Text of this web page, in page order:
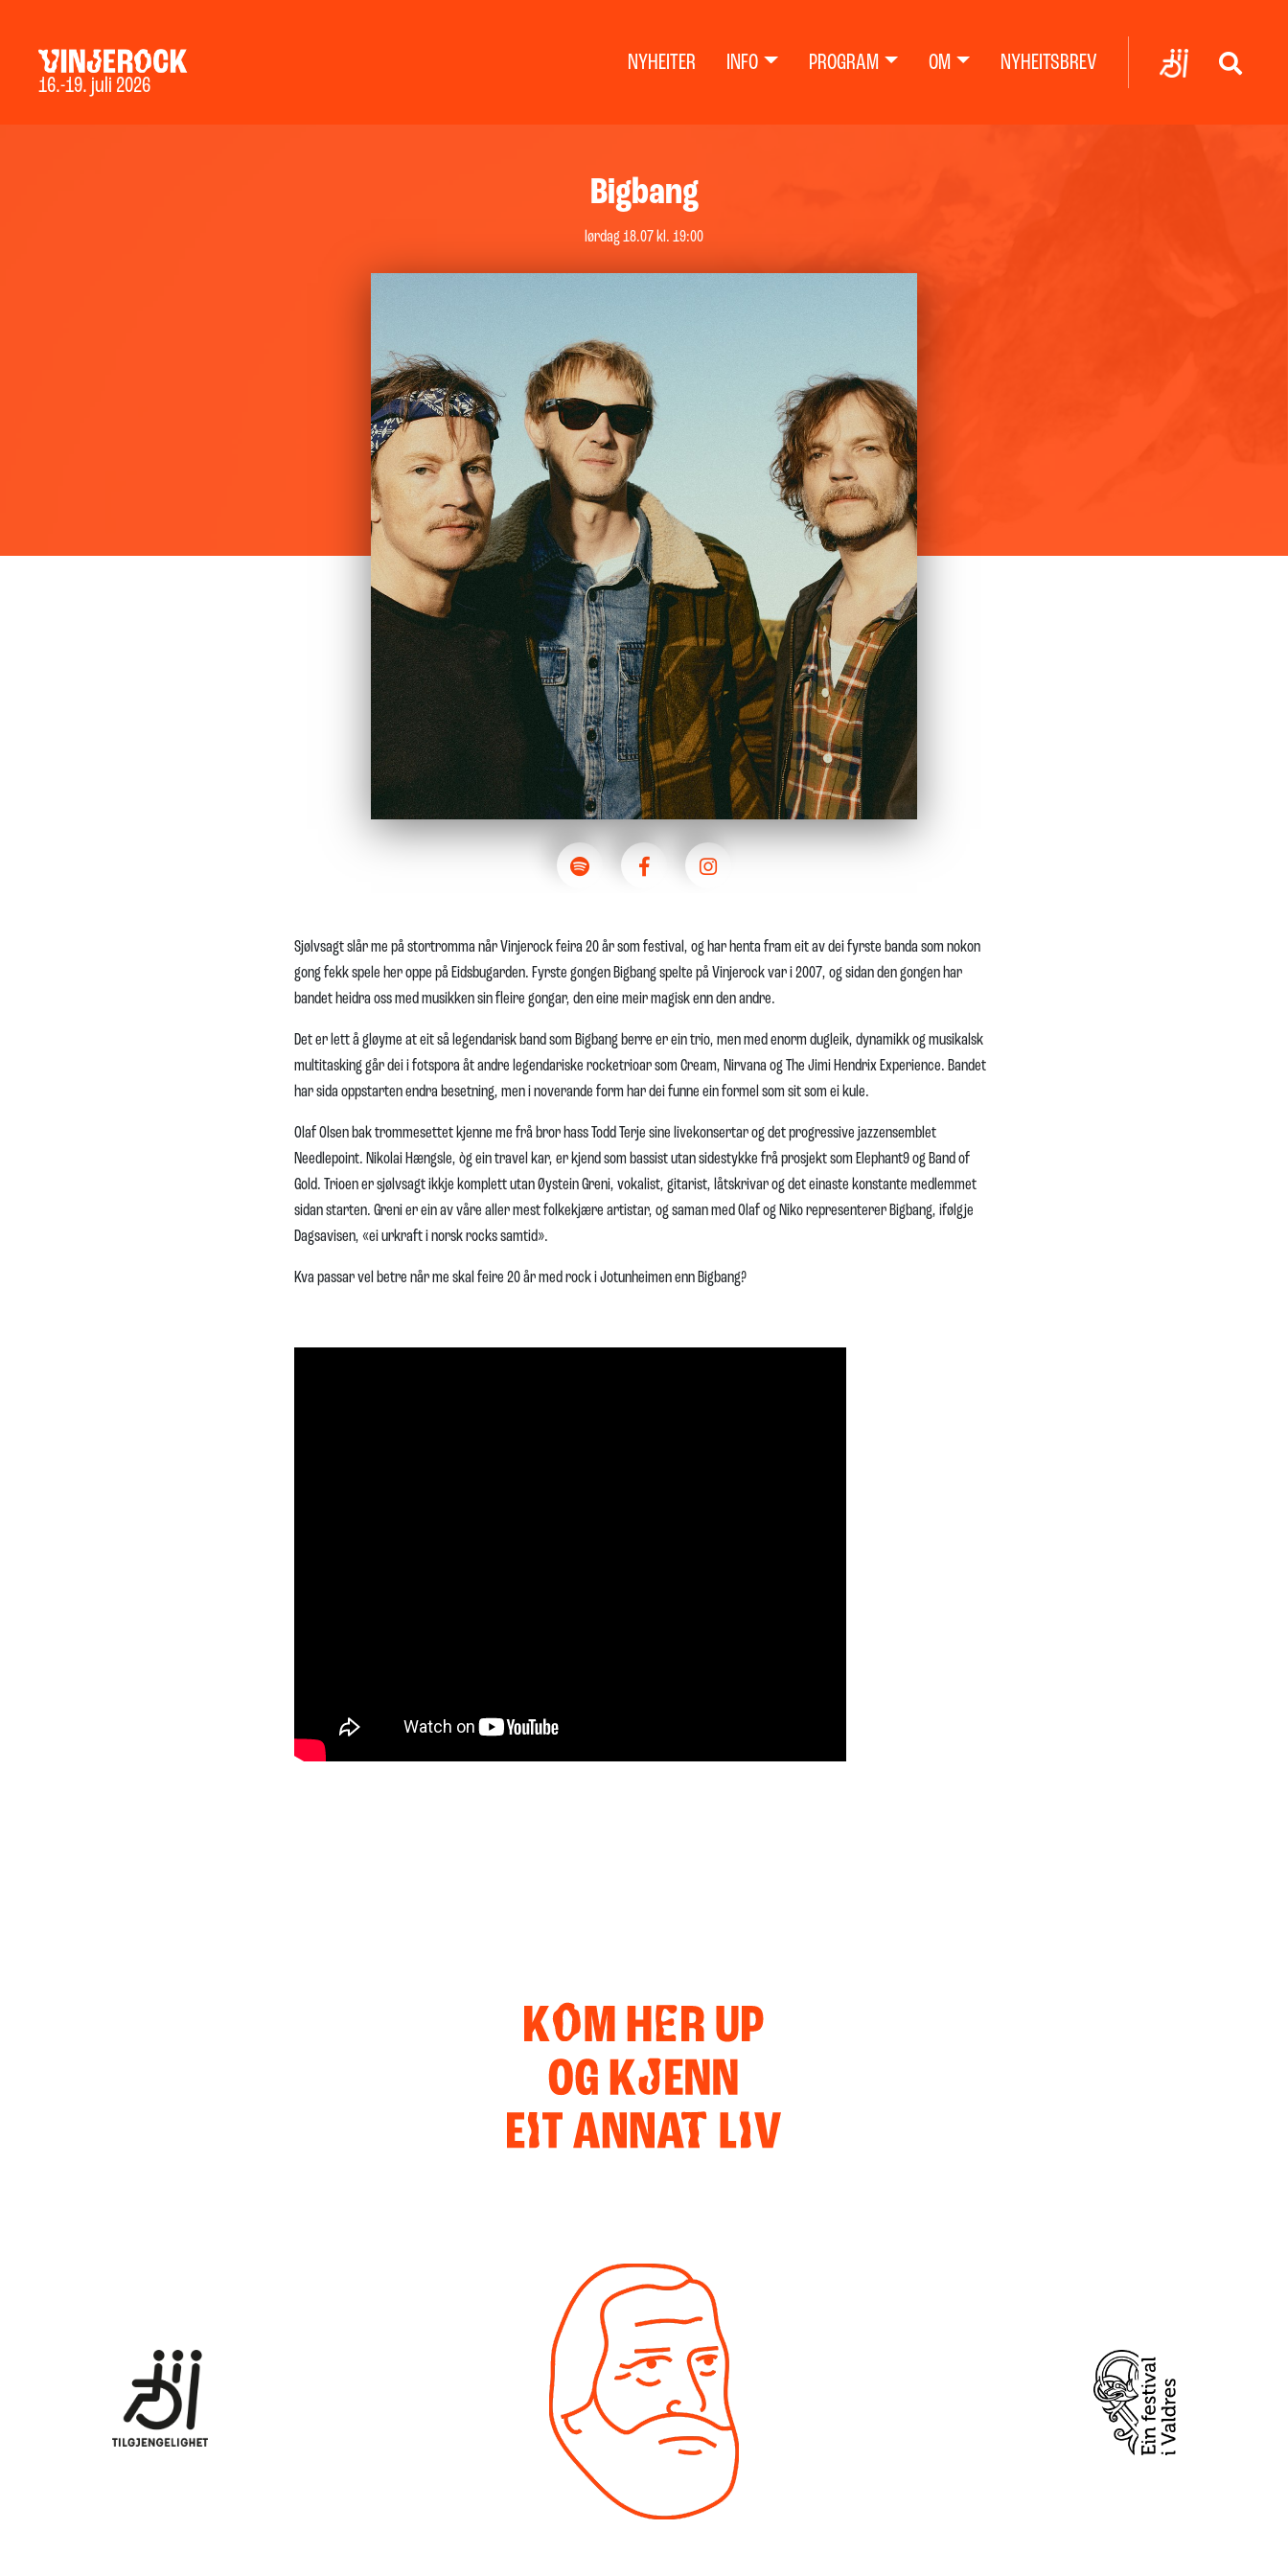
16.-19. juli 2026
NYHEITER INFO PROGRAM OM NYHEITSBREV
Bigbang
lørdag 18.07 kl. 19:00
Sjølvsagt slår me på stortromma når Vinjerock feira 20 år som festival, og har henta fram eit av dei fyrste banda som nokon
gong fekk spele her oppe på Eidsbugarden. Fyrste gongen Bigbang spelte på Vinjerock var i 2007, og sidan den gongen har
bandet heidra oss med musikken sin fleire gongar, den eine meir magisk enn den andre.
Det er lett å gløyme at eit så legendarisk band som Bigbang berre er ein trio, men med enorm dugleik, dynamikk og musikalsk
multitasking går dei i fotspora åt andre legendariske rocketrioar som Cream, Nirvana og The Jimi Hendrix Experience. Bandet
har sida oppstarten endra besetning, men i noverande form har dei funne ein formel som sit som ei kule.
Olaf Olsen bak trommesettet kjenne me frå bror hass Todd Terje sine livekonsertar og det progressive jazzensemblet
Needlepoint. Nikolai Hængsle, òg ein travel kar, er kjend som bassist utan sidestykke frå prosjekt som Elephant9 og Band of
Gold. Trioen er sjølvsagt ikkje komplett utan Øystein Greni, vokalist, gitarist, låtskrivar og det einaste konstante medlemmet
sidan starten. Greni er ein av våre aller mest folkekjære artistar, og saman med Olaf og Niko representerer Bigbang, ifølgje
Dagsavisen, «ei urkraft i norsk rocks samtid».
Kva passar vel betre når me skal feire 20 år med rock i Jotunheimen enn Bigbang?